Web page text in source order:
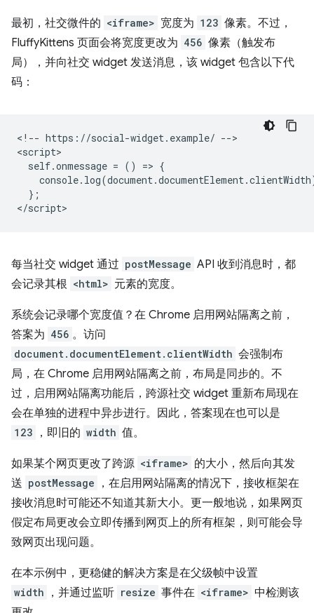
最初，社交微件的 <iframe> 宽度为 123 像素。不过，
FluffyKittens 页面会将宽度更改为 456 像素（触发布
局），并向社交 widget 发送消息，该 widget 包含以下代
码：
<!-- https://social-widget.example/ -->
<script>
  self.onmessage = () => {
  };
每当社交 widget 通过 postMessage API 收到消息时，都
会记录其根 <html> 元素的宽度。
系统会记录哪个宽度值？在 Chrome 启用网站隔离之前，
答案为 456 。访问
document.documentElement.clientWidth 会强制布
局，在 Chrome 启用网站隔离之前，布局是同步的。不
过，启用网站隔离功能后，跨源社交 widget 重新布局现在
会在单独的进程中异步进行。因此，答案现在也可以是
123 ，即旧的 width 值。
如果某个网页更改了跨源 <iframe> 的大小，然后向其发
送 postMessage
，在启用网站隔离的情况下，接收框架在
接收消息时可能还不知道其新大小。更一般地说，如果网页
假定布局更改会立即传播到网页上的所有框架，则可能会导
致网页出现问题。
在本示例中，更稳健的解决方案是在父级帧中设置
width ，并通过监听 resize 事件在 <iframe> 中检测该